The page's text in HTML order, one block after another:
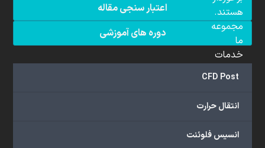
اعتبار سنجی مقاله
دوره های آموزشی
CFD Post
انتقال حرارت
انسیس فلوئنت
هستند.
مجموعه
ما
خدمات
گسترده‌ای
را
اهداف
دانشگاهی،
پژوهشی،